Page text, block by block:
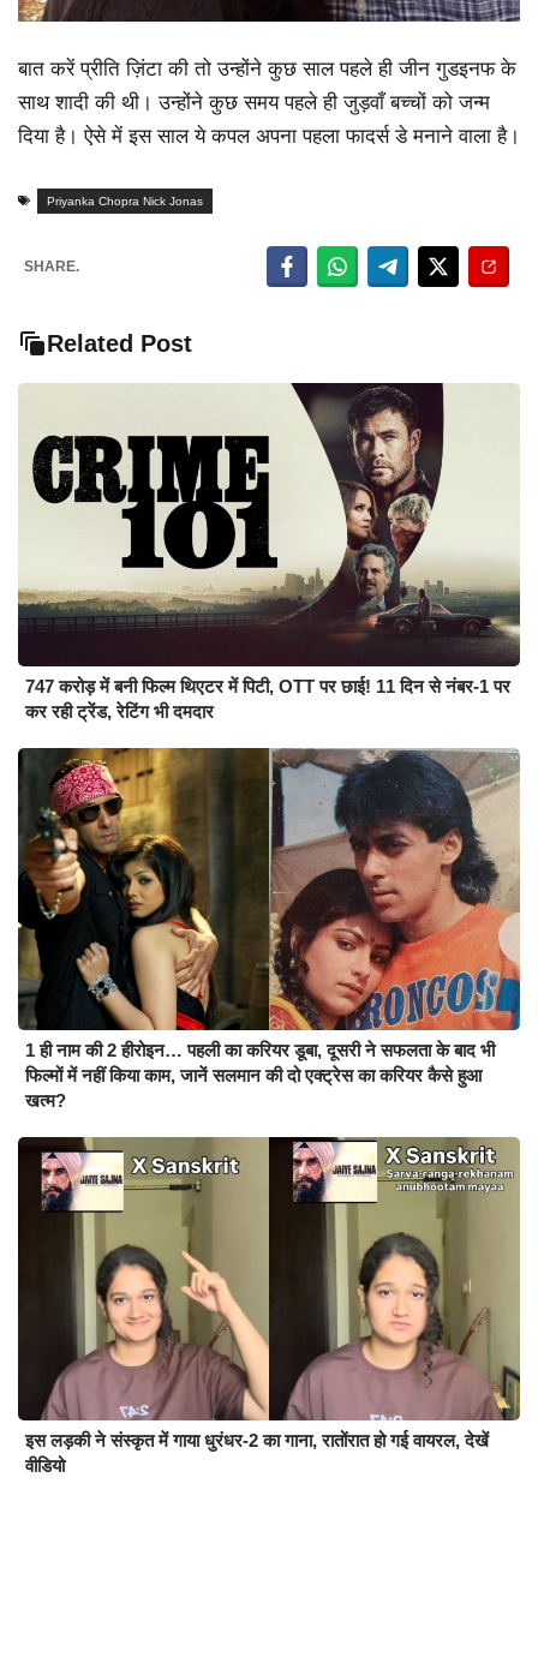
बात करें प्रीति ज़िंटा की तो उन्होंने कुछ साल पहले ही जीन गुडइनफ के
साथ शादी की थी। उन्होंने कुछ समय पहले ही जुड़वाँ बच्चों को जन्म
दिया है। ऐसे में इस साल ये कपल अपना पहला फादर्स डे मनाने वाला है।
Priyanka Chopra Nick Jonas
SHARE.
Related Post
747 करोड़ में बनी फिल्म थिएटर में पिटी, OTT पर छाई! 11 दिन से नंबर-1 पर
कर रही ट्रेंड, रेटिंग भी दमदार
1 ही नाम की 2 हीरोइन… पहली का करियर डूबा, दूसरी ने सफलता के बाद भी
फिल्मों में नहीं किया काम, जानें सलमान की दो एक्ट्रेस का करियर कैसे हुआ
खत्म?
इस लड़की ने संस्कृत में गाया धुरंधर-2 का गाना, रातोंरात हो गई वायरल, देखें
वीडियो